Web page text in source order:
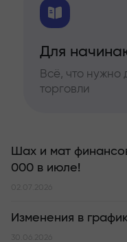
Для
Всё, что нужно
торговли
Шах и мат
000 в июле!
02.07.2026
Изменения в
30.06.2026